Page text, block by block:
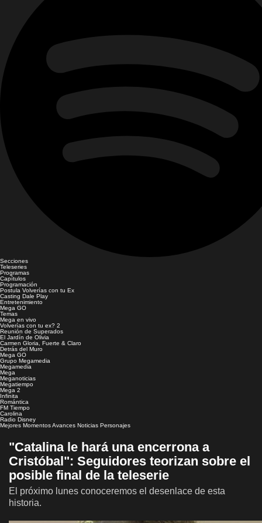
Secciones
Teleseries
Programas
Capítulos
Programación
Postula Volverías con tu Ex
Casting Dale Play
Entretenimiento
Mega GO
Temas
Mega en vivo
Volverías con tu ex? 2
Reunión de Superados
El Jardín de Olivia
Carmen Gloria, Fuerte & Claro
Detrás del Muro
Mega GO
Grupo Megamedia
Megamedia
Mega
Meganoticias
Megatiempo
Mega 2
Infinita
Romántica
FM Tiempo
Carolina
Radio Disney
Mejores MomentosAvances Noticias Personajes
"Catalina le hará una encerrona a
Cristóbal": Seguidores teorizan sobre el
posible final de la teleserie
El próximo lunes conoceremos el desenlace de esta
historia.